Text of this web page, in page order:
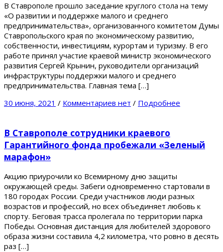
В Ставрополе прошло заседание круглого стола на тему
«О развитии и поддержке малого и среднего
предпринимательства», организованного комитетом Думы
Ставропольского края по экономическому развитию,
собственности, инвестициям, курортам и туризму. В его
работе принял участие краевой министр экономического
развития Сергей Крынин, руководители организаций
инфраструктуры поддержки малого и среднего
предпринимательства. Главная тема […]
30 июня, 2021 / Комментариев нет / Подробнее
В Ставрополе сотрудники краевого
Гарантийного фонда пробежали «Зеленый
марафон»
Акцию приурочили ко Всемирному дню защиты
окружающей среды. Забеги одновременно стартовали в
180 городах России. Среди участников люди разных
возрастов и профессий, но всех объединяет любовь к
спорту. Беговая трасса пролегала по территории парка
Победы. Основная дистанция для любителей здорового
образа жизни составила 4,2 километра, что ровно в десять
раз […]